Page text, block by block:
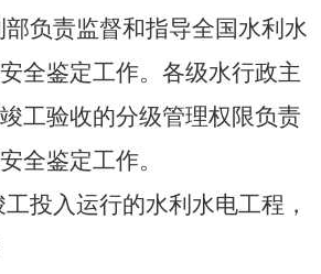
部负责监督和指导全国水利水
全鉴定工作。各级水行政主
工验收的分级管理权限负责
全鉴定工作。
工投入运行的水利水电工程，